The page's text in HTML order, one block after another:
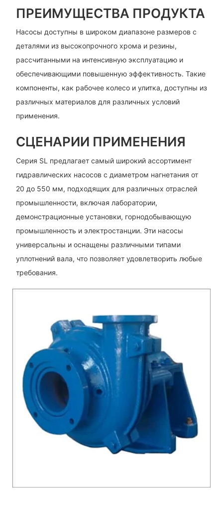
ПРЕИМУЩЕСТВА ПРОДУКТА
Насосы доступны в широком диапазоне размеров с
деталями из высокопрочного хрома и резины,
рассчитанными на интенсивную эксплуатацию и
обеспечивающими повышенную эффективность. Такие
компоненты, как рабочее колесо и улитка, доступны из
различных материалов для различных условий
применения.
СЦЕНАРИИ ПРИМЕНЕНИЯ
Серия SL предлагает самый широкий ассортимент
гидравлических насосов с диаметром нагнетания от
20 до 550 мм, подходящих для различных отраслей
промышленности, включая лаборатории,
демонстрационные установки, горнодобывающую
промышленность и электростанции. Эти насосы
универсальны и оснащены различными типами
уплотнений вала, что позволяет удовлетворить любые
требования.